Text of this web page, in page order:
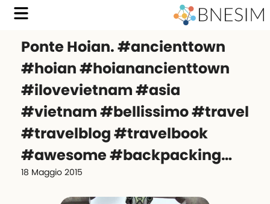
Ponte Hoian. #ancienttown
#hoian #hoianancienttown
#ilovevietnam #asia
#vietnam #bellissimo #travel
#travelblog #travelbook
#awesome #backpacking…
18 Maggio 2015